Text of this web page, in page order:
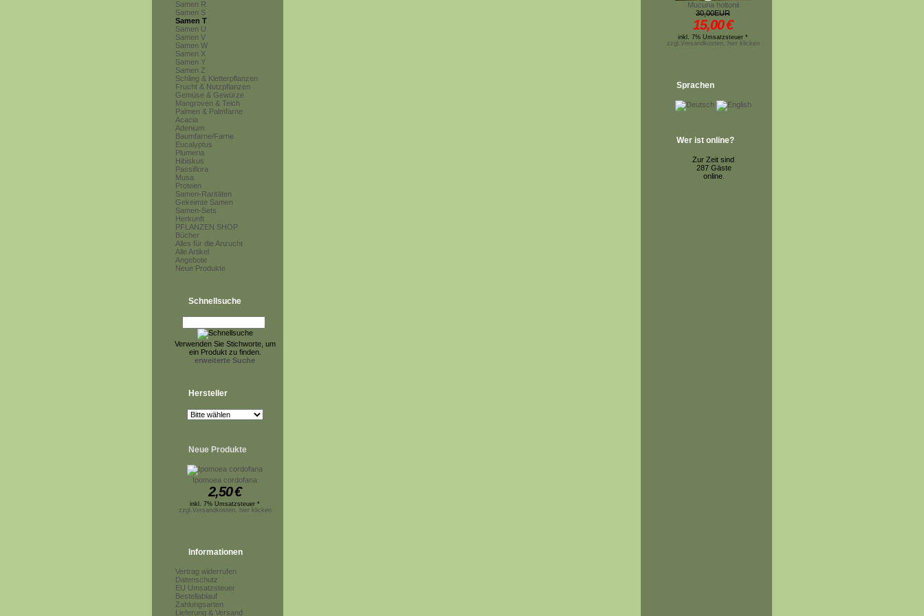
Samen R
Samen S
Samen T
Samen U
Samen V
Samen W
Samen X
Samen Y
Samen Z
Schling & Kletterpflanzen
Frucht & Nutzpflanzen
Gemüse & Gewürze
Mangroven & Teich
Palmen & Palmfarne
Acacia
Adenium
Baumfarne/Farne
Eucalyptus
Plumeria
Hibiskus
Passiflora
Musa
Proteen
Samen-Raritäten
Gekeimte Samen
Samen-Sets
Herkunft
PFLANZEN SHOP
Bücher
Alles für die Anzucht
Alle Artikel
Angebote
Neue Produkte
Schnellsuche
Verwenden Sie Stichworte, um
ein Produkt zu finden.
erweiterte Suche
Hersteller
Neue Produkte
Ipomoea cordofana
2,50€
inkl. 7% Umsatzsteuer *
zzgl.Versandkosten, hier klicken
Informationen
Vertrag widerrufen
Datenschutz
EU Umsatzsteuer
Bestellablauf
Zahlungsarten
Lieferung & Versand
Mucuna holtonii
30,00EUR
15,00€
inkl. 7% Umsatzsteuer *
zzgl.Versandkosten, hier klicken
Sprachen
Wer ist online?
Zur Zeit sind
287 Gäste
online.